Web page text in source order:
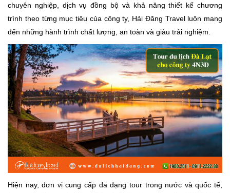
chuyên nghiệp, dịch vụ đồng bộ và khả năng thiết kế chương
trình theo từng mục tiêu của công ty, Hải Đăng Travel luôn mang
đến những hành trình chất lượng, an toàn và giàu trải nghiệm.
Hiện nay, đơn vị cung cấp đa dạng tour trong nước và quốc tế,